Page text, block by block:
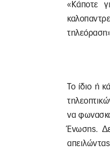
«Κάποτε
Το ίδιο ή
να
Ένωσης.